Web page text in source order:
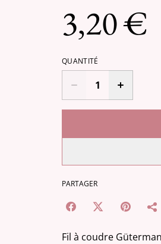
3,20 €
QUANTITÉ
PARTAGER
Fil à coudre